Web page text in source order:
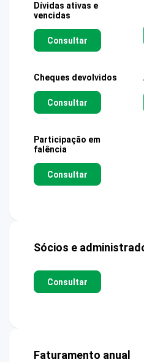
Dívidas ativas e
vencidas
Consultar
Cheques devolvidos
Consultar
Participação em
falência
Consultar
Sócios e
Consultar
Faturamento anual